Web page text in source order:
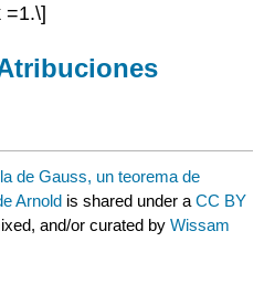
=1.\]
de Gauss, un teorema de
Arnold is shared under aCC BY
and/or curated byWissam